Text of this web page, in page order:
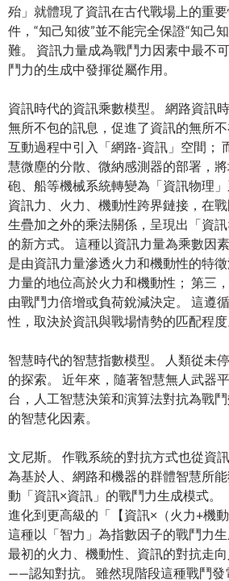
殆」就體現了資訊在古代戰場上的重
件，“知己知彼”並不能完全保證“知己
難。 資訊力量成為戰鬥力因素中最不
鬥力的生成中發揮從屬作用。
資訊時代的資訊乘數模型。 網路資訊
無所不包的訊息，促進了資訊的無所
互動過程中引入「網路-資訊」空間；
慧微塵的分散、微納感測器的部署，
砲、船等機械系統轉變為「資訊物理」
資訊力、火力、機動性跨界鏈接，在
生疊加之外的乘法關係，呈現出「資訊
的新方式。 這種以資訊力量為乘數因
是由資訊力量滲透火力和機動性的特
力量的地位高於火力和機動性； 第三
由戰鬥力倍增或負荷銳減決定。 這遵
性，取決於資訊與戰場情勢的匹配程度
智慧時代的智慧指數模型。 人類從未
的探索。 近年來，隨著智慧無人武器
台，人工智慧決策和演算法對抗為戰
的智慧化因素。
文尼斯。 作戰系統的對抗方式也從資
為基於人、網路和機器的群體智慧所
動「資訊×資訊」的戰鬥力生成模式。
進化到更高級的「【資訊×（火力+機
這種以「智力」為指數因子的戰鬥力
最初的火力、機動性、資訊的對抗走
——認知對抗。 雖然現階段這種戰鬥發